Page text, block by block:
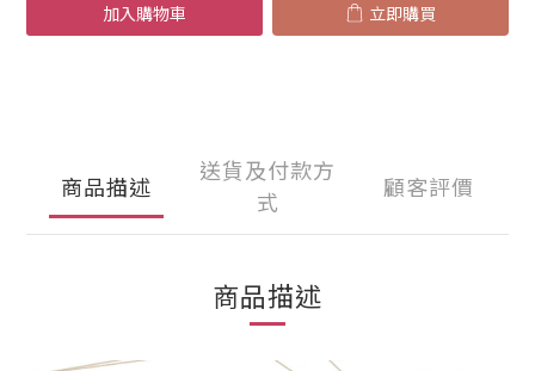
加入購物車 立即購買
商品描述
送貨及付款方
式
顧客評價
商品描述